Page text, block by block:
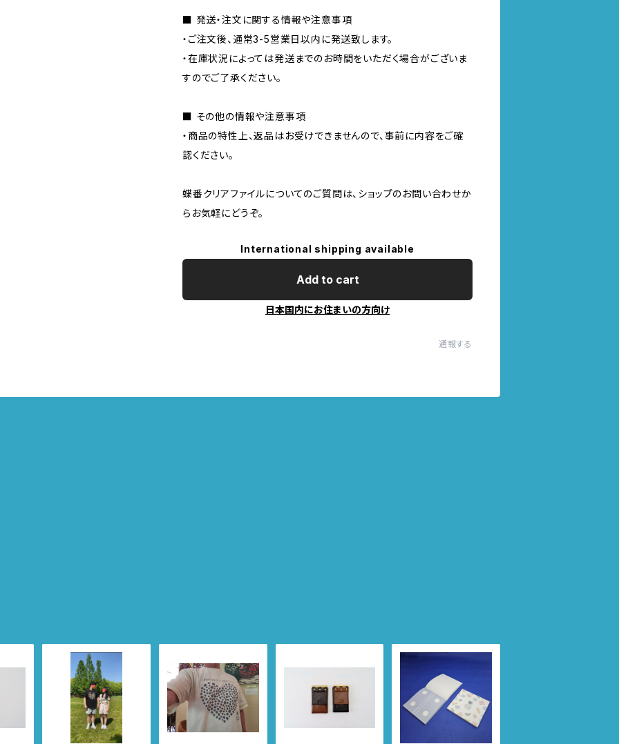
■ 発送・注文に関する情報や注意事項
・ご注文後、通常3-5営業日以内に発送致します。
・在庫状況によっては発送までのお時間をいただく場合がございま
すのでご了承ください。
■ その他の情報や注意事項
・商品の特性上、返品はお受けできませんので、事前に内容をご確
認ください。
蝶番クリアファイルについてのご質問は、ショップのお問い合わせか
らお気軽にどうぞ。
International shipping available
Add to cart
日本国内にお住まいの方向け
通報する